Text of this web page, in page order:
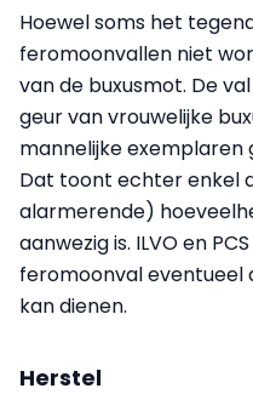
Hoewel soms het
feromoonvallen niet
van de buxusmot. De
geur van vrouwelijke
mannelijke exemplaren
Dat toont echter enkel
alarmerende)
aanwezig is. ILVO en
feromoonval eventueel
kan dienen.
Herstel